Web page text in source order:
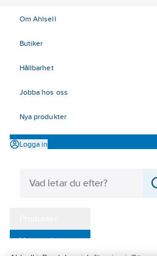
Om Ahlsell
Butiker
Hållbarhet
Jobba hos oss
Nya produkter
Logga in
Varumärken